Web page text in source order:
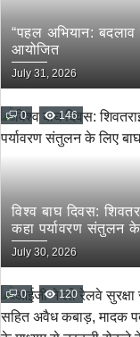
“पहल अभियान: बदलाव
आयोजित
July 31, 2026
0 146
विश्व बाघ दिवस:
कहा पर्यावरण संतुलन
July 30, 2026
0 120